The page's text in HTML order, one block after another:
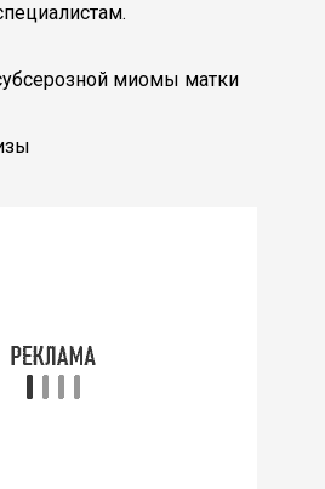
миомы матки